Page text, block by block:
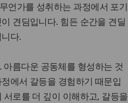
언가를 성취하는 과정에서 포기
견딤입니다. 힘든 순간을 견딜
다.
름다운 공동체를 형성하는 것
에서 갈등을 경험하기 때문입
로를 더 깊이 이해하고, 갈등을